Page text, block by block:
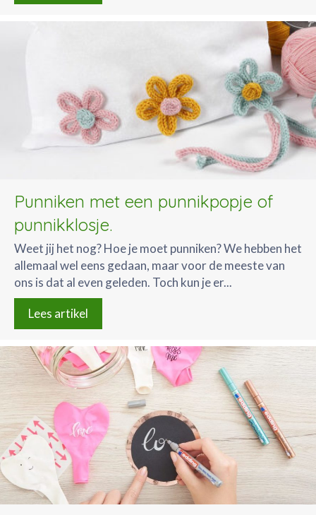
Punniken met een punnikpopje of
punnikklosje.
Weet jij het nog? Hoe je moet punniken? We hebben het
allemaal wel eens gedaan, maar voor de meeste van
ons is dat al even geleden. Toch kun je er...
Lees artikel